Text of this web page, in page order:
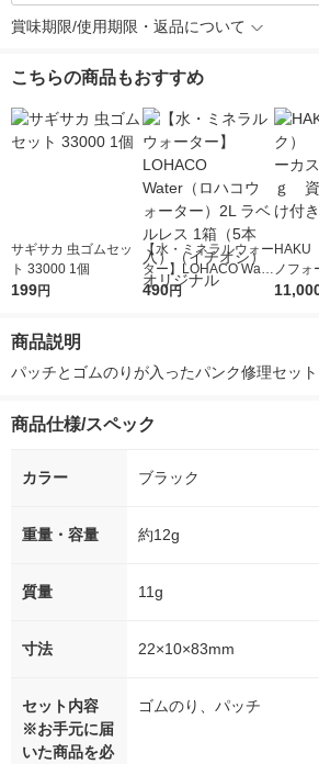
賞味期限/使用期限・返品について
こちらの商品もおすすめ
サギサカ 虫ゴムセッ
ト 33000 1個
199円
【水・ミネラルウォー
ター】LOHACO Wate
r（ロハコウォータ
490円
HAKU
ノフ
5ｇ
商品説明
パッチとゴムのりが入ったパンク修理セット
商品仕様/スペック
カラー ブラック
重量・容量 約12g
質量 11g
寸法 22×10×83mm
セット内容
※お手元に届
いた商品を必
ゴムのり、パッチ